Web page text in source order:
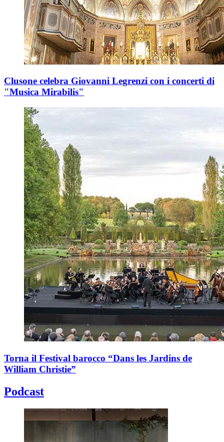
Clusone celebra Giovanni Legrenzi con i concerti di
"Musica Mirabilis"
Torna il Festival barocco “Dans les Jardins de
William Christie”
Podcast